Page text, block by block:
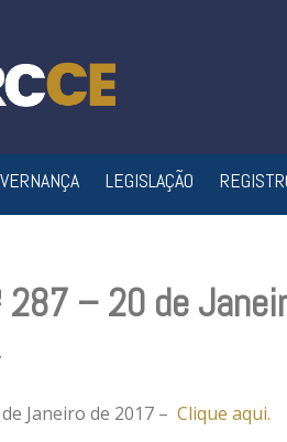
LEGISLAÇÃO
287 – 20 de
Janeiro de 2017 – Clique aqui.